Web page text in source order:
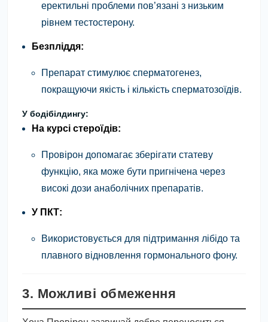
еректильні проблеми пов’язані з низьким
рівнем тестостерону.
Безпліддя:
Препарат стимулює сперматогенез,
покращуючи якість і кількість сперматозоїдів.
У бодібілдингу:
На курсі стероїдів:
Провірон допомагає зберігати статеву
функцію, яка може бути пригнічена через
високі дози анаболічних препаратів.
У ПКТ:
Використовується для підтримання лібідо та
плавного відновлення гормонального фону.
3. Можливі обмеження